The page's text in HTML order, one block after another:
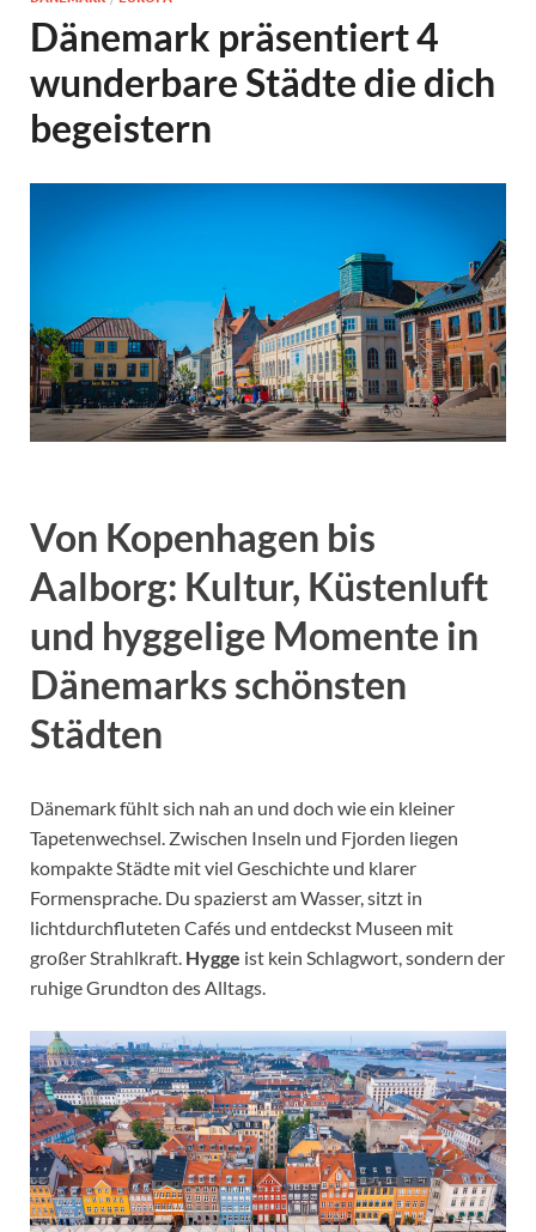
Dänemark präsentiert 4
wunderbare Städte die dich
begeistern
Von Kopenhagen bis
Aalborg: Kultur, Küstenluft
und hyggelige Momente in
Dänemarks schönsten
Städten
Dänemark fühlt sich nah an und doch wie ein kleiner
Tapetenwechsel. Zwischen Inseln und Fjorden liegen
kompakte Städte mit viel Geschichte und klarer
Formensprache. Du spazierst am Wasser, sitzt in
lichtdurchfluteten Cafés und entdeckst Museen mit
großer Strahlkraft. Hygge ist kein Schlagwort, sondern der
ruhige Grundton des Alltags.